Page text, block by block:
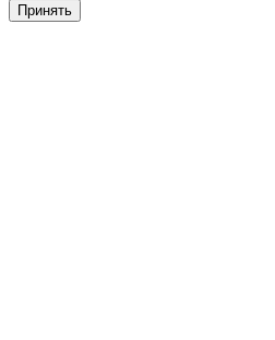
Принять